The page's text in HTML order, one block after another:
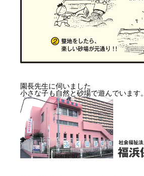
園長先生に伺いました
小さな子も自然と砂場で遊んでいます。